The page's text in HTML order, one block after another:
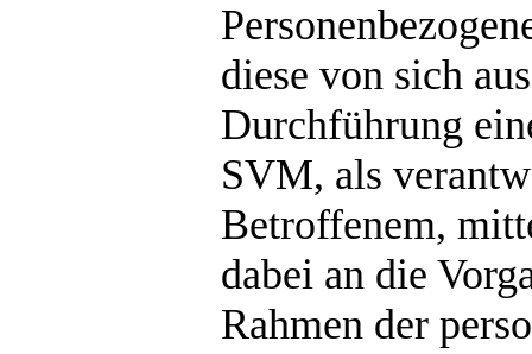
diese von sich
Durchführung
SVM, als
Betroffenem,
dabei an die
Rahmen der